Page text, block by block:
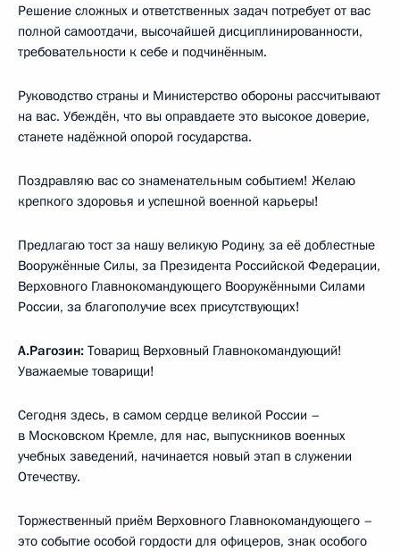
Решение сложных и ответственных задач потребует от вас
полной самоотдачи, высочайшей дисциплинированности,
требовательности к себе и подчинённым.
Руководство страны и Министерство обороны рассчитывают
на вас. Убеждён, что вы оправдаете это высокое доверие,
станете надёжной опорой государства.
Поздравляю вас со знаменательным событием! Желаю
крепкого здоровья и успешной военной карьеры!
Предлагаю тост за нашу великую Родину, за её доблестные
Вооружённые Силы, за Президента Российской Федерации,
Верховного Главнокомандующего Вооружёнными Силами
России, за благополучие всех присутствующих!
А.Рагозин: Товарищ Верховный Главнокомандующий!
Уважаемые товарищи!
Сегодня здесь, в самом сердце великой России –
в Московском Кремле, для нас, выпускников военных
учебных заведений, начинается новый этап в служении
Отечеству.
Торжественный приём Верховного Главнокомандующего –
это событие особой гордости для офицеров, знак особого